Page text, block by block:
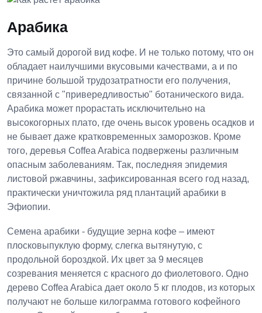
Арабика
Это самый дорогой вид кофе. И не только потому, что он
обладает наилучшими вкусовыми качествами, а и по
причине большой трудозатратности его получения,
связанной с "привередливостью" ботанического вида.
Арабика может прорастать исключительно на
высокогорных плато, где очень высок уровень осадков и
не бывает даже кратковременных заморозков. Кроме
того, деревья Coffea Arabica подвержены различным
опасным заболеваниям. Так, последняя эпидемия
листовой ржавчины, зафиксированная всего год назад,
практически уничтожила ряд плантаций арабики в
Эфиопии.
Семена арабики - будущие зерна кофе – имеют
плосковыпуклую форму, слегка вытянутую, с
продольной бороздкой. Их цвет за 9 месяцев
созревания меняется с красного до фиолетового. Одно
дерево Coffea Arabica дает около 5 кг плодов, из которых
получают не больше килограмма готового кофейного